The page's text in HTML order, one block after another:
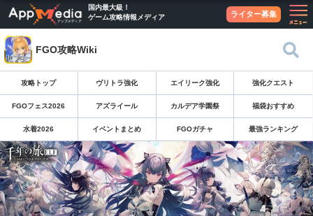
国内最大級！
ゲーム攻略情報メディア
ライター募集
FGO攻略Wiki
攻略トップ ヴリトラ強化 エイリーク強化 強化クエスト
FGOフェス2026 アズライール カルデア学園祭 福袋おすすめ
水着2026 イベントまとめ FGOガチャ 最強ランキング